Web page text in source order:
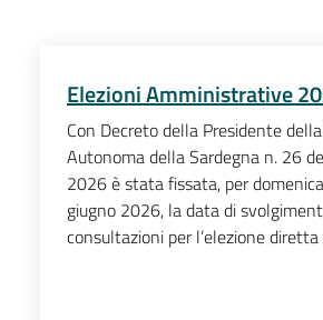
Elezioni Amministrative
Con Decreto della Presidente
Autonoma della Sardegna n. 26
2026 è stata fissata, per
giugno 2026, la data di
consultazioni per l’elezione